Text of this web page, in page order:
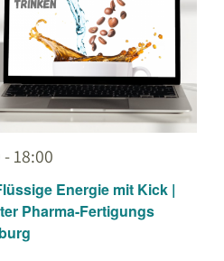
Energie mit Kick |
Pharma-Fertigungs
-18:00